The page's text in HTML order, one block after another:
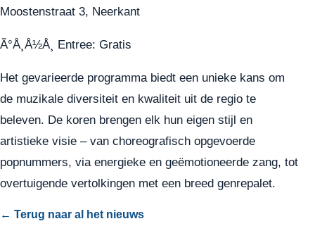
Moostenstraat 3, Neerkant
Ã°Å¸Å½Å¸ Entree: Gratis
Het gevarieerde programma biedt een unieke kans om
de muzikale diversiteit en kwaliteit uit de regio te
beleven. De koren brengen elk hun eigen stijl en
artistieke visie – van choreografisch opgevoerde
popnummers, via energieke en geëmotioneerde zang, tot
overtuigende vertolkingen met een breed genrepalet.
← Terug naar al het nieuws